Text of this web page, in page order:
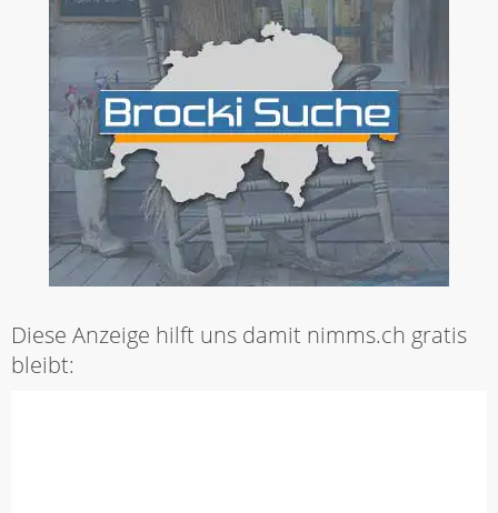
Diese Anzeige hilft uns damit nimms.ch gratis
bleibt: